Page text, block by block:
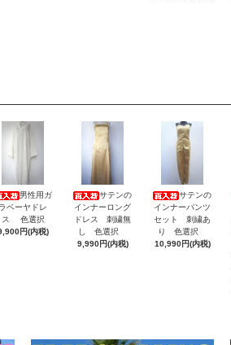
男性用ガ
ラベーヤドレ
ス 色選択
円(内税)
サテンの
インナーロング
ドレス 刺繍無
し 色選択
9,990円(内税)
サテンの
インナーパンツ
セット 刺繍あ
り 色選択
10,990円(内税)